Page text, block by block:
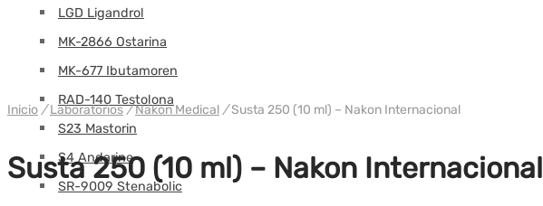
LGD Ligandrol
MK-2866 Ostarina
MK-677 Ibutamoren
RAD-140 Testolona
S23 Mastorin
S4 Andarine
SR-9009 Stenabolic
Inicio / Laboratorios/Nakon Medical /Susta 250 (10 ml) – Nakon Internacional
Susta 250 (10 ml) – Nakon Internacional